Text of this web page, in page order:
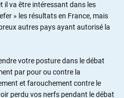
il va être intéressant dans les
» les résultats en France, mais
autres pays ayant autorisé la
votre posture dans le débat
par pour ou contre la
et farouchement contre le
perdu vos nerfs pendant le débat